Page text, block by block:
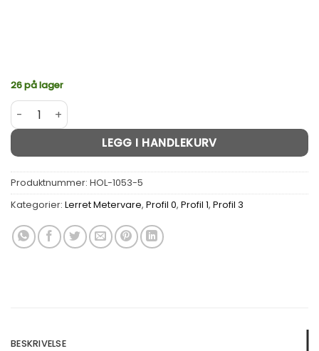
26 på lager
Proff Strammetang til lerret 11,5 cm bred HOL antall
LEGG I HANDLEKURV
Alternative:
Produktnummer: HOL-1053-5
Kategorier: Lerret Metervare, Profil 0, Profil 1, Profil 3
BESKRIVELSE